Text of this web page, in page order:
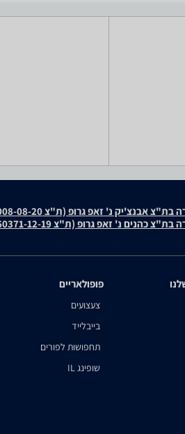
בת"צ אבנצ'יק נ' זאפ גרופ (ת"צ 23008-08-20)
בת"צ כהנים נ' זאפ גרופ (ת"צ 60371-12-19)
פופולאריים
צעצועים
בייבלייד
תחפושות לפורים
שופינג IL